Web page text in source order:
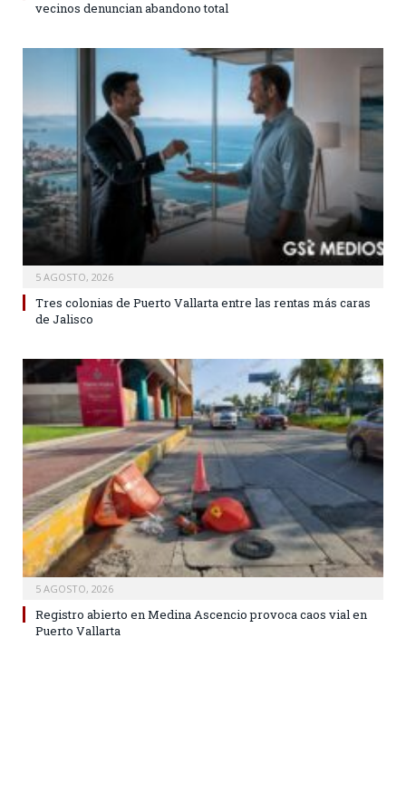
vecinos denuncian abandono total
5 AGOSTO, 2026
Tres colonias de Puerto Vallarta entre las rentas más caras
de Jalisco
5 AGOSTO, 2026
Registro abierto en Medina Ascencio provoca caos vial en
Puerto Vallarta